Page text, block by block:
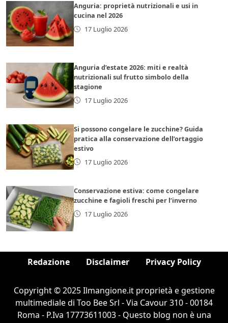
Anguria: proprietà nutrizionali e usi in
cucina nel 2026
17 Luglio 2026
Anguria d’estate 2026: miti e realtà
nutrizionali sul frutto simbolo della
stagione
17 Luglio 2026
Si possono congelare le zucchine? Guida
pratica alla conservazione dell’ortaggio
estivo
17 Luglio 2026
Conservazione estiva: come congelare
zucchine e fagioli freschi per l’inverno
17 Luglio 2026
Redazione Disclaimer Privacy Policy
Copyright © 2025 Ilmangione.it proprietà e gestione
multimediale di Too Bee Srl - Via Cavour 310 - 00184
Roma - P.Iva 17773611003 - Questo blog non è una